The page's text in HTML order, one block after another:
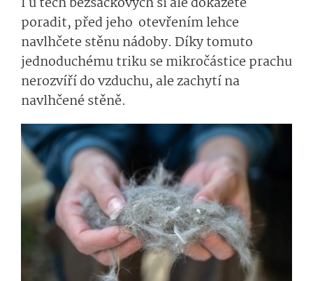
poradit, před jeho otevřením lehce
navlhčete stěnu nádoby. Díky tomuto
jednoduchému triku se mikročástice prachu
nerozvíří do vzduchu, ale zachytí na
navlhčené stěně.